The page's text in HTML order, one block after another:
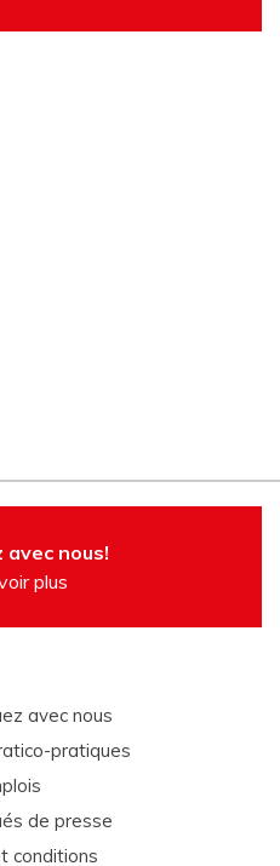
avec nous!
plus
avec nous
pratiques
de presse
conditions